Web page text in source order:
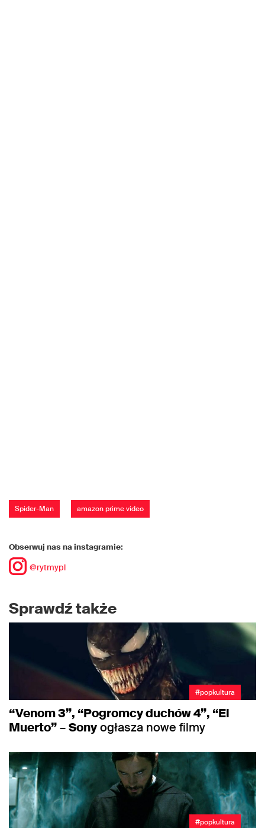
Spider-Man amazon prime video
Obserwuj nas na instagramie:
@rytmypl
Sprawdź także
#popkultura
“Venom 3”, “Pogromcy duchów 4”, “El
Muerto”–Sonyogłasza nowe filmy
#popkultura